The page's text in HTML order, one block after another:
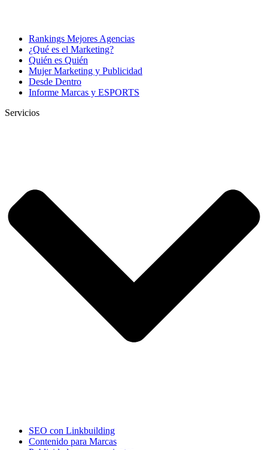
Rankings Mejores Agencias
¿Qué es el Marketing?
Quién es Quién
Mujer Marketing y Publicidad
Desde Dentro
Informe Marcas y ESPORTS
Servicios
SEO con Linkbuilding
Contenido para Marcas